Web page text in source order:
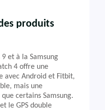
produits
9 et à la Samsung
4 offre une
avec Android et Fitbit,
mais une
certains Samsung.
le GPS double